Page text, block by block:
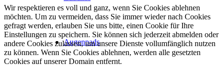
Augenpads
Wir respektieren es voll und ganz, wenn Sie Cookies ablehnen
möchten. Um zu vermeiden, dass Sie immer wieder nach Cookies
gefragt werden, erlauben Sie uns bitte, einen Cookie für Ihre
Einstellungen zu speichern. Sie können sich jederzeit abmelden oder
andere Cookies zulassen, um unsere Dienste vollumfänglich nutzen
zu können. Wenn Sie Cookies ablehnen, werden alle gesetzten
Cookies auf unserer Domain entfernt.